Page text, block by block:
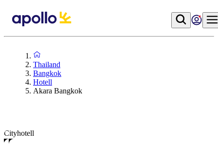
Thailand
Bangkok
Hotell
Akara Bangkok
Cityhotell